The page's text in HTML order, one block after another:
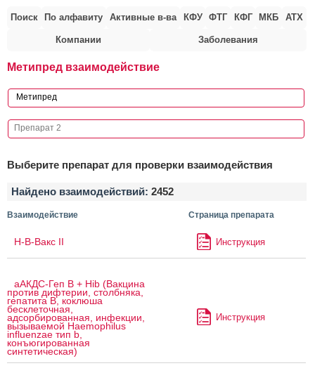
Поиск По алфавиту Активные в-ва КФУ ФТГ КФГ МКБ АТХ
Компании Заболевания
Метипред взаимодействие
Выберите препарат для проверки взаимодействия
Найдено взаимодействий: 2452
Взаимодействие Страница препарата
H-B-Вакс II Инструкция
аАКДС-Геп B + Hib (Вакцина
против дифтерии, столбняка,
гепатита B, коклюша
бесклеточная,
адсорбированная, инфекции,
вызываемой Haemophilus
influenzae тип b,
конъюгированная
синтетическая)
Инструкция